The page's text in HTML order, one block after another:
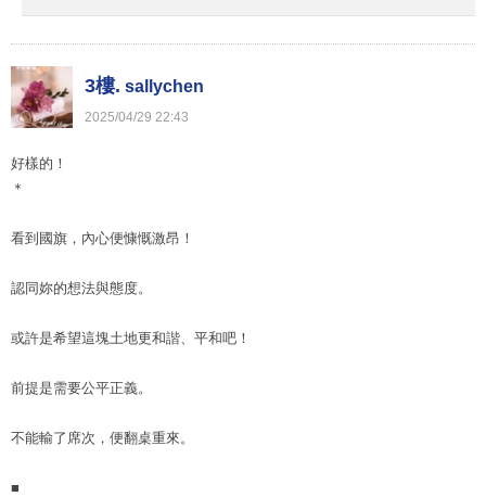
3樓. sallychen
2025/04/29 22:43
好樣的！
＊
看到國旗，內心便慷慨激昂！
認同妳的想法與態度。
或許是希望這塊土地更和諧、平和吧！
前提是需要公平正義。
不能輸了席次，便翻桌重來。
■